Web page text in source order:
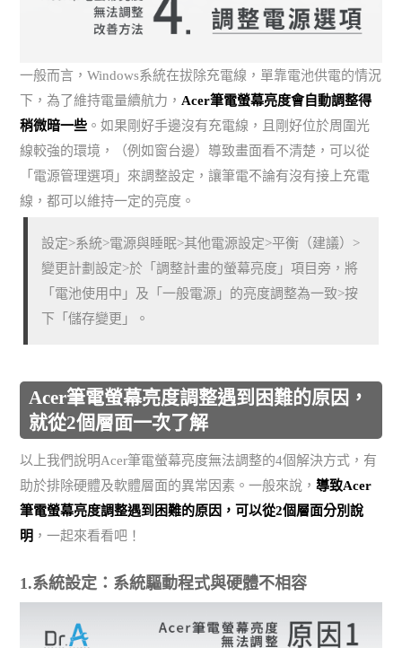
一般而言，Windows系統在拔除充電線，單靠電池供電的情況
下，為了維持電量續航力，Acer筆電螢幕亮度會自動調整得
稍微暗一些 。如果剛好手邊沒有充電線，且剛好位於周圍光
線較強的環境，（例如窗台邊）導致畫面看不清楚，可以從
「電源管理選項」來調整設定，讓筆電不論有沒有接上充電
線，都可以維持一定的亮度。
設定>系統>電源與睡眠>其他電源設定>平衡（建議）>
變更計劃設定>於「調整計畫的螢幕亮度」項目旁，將
「電池使用中」及「一般電源」的亮度調整為一致>按
下「儲存變更」。
Acer筆電螢幕亮度調整遇到困難的原因，
就從2個層面一次了解
以上我們說明Acer筆電螢幕亮度無法調整的4個解決方式，有
助於排除硬體及軟體層面的異常因素。一般來說，導致Acer
筆電螢幕亮度調整遇到困難的原因，可以從2個層面分別說
明 ，一起來看看吧！
1.系統設定：系統驅動程式與硬體不相容